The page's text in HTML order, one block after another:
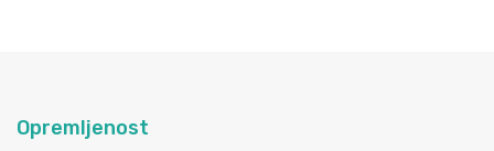
Opremljenost